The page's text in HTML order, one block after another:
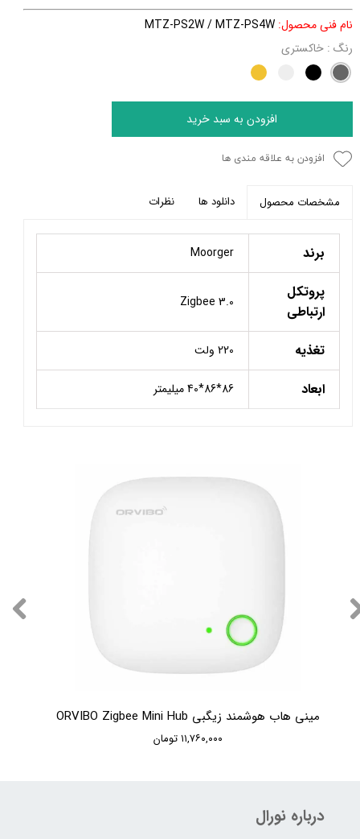
نام فنی محصول:
رنگ : خاکستری
افزودن به سبد خرید
افزودن به علاقه مندی ها
مشخصات محصول دانلود ها نظرات
برند Moorger
پروتکل
ارتباطی
Zigbee 3.0
تغذیه 220 ولت
ابعاد 86*86*40 میلیمتر
مینی هاب هوشمند زیگبی ORVIBO Zigbee Mini Hub
۱۱,۷۶۰,۰۰۰ تومان
درباره نورال